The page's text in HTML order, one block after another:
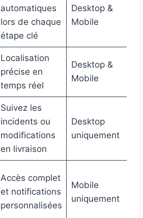
automatiques
lors de chaque
étape clé
Desktop &
Mobile
Localisation
précise en
temps réel
Desktop &
Mobile
Suivez les
incidents ou
modifications
en livraison
Desktop
uniquement
Accès complet
et notifications
personnalisées
Mobile
uniquement